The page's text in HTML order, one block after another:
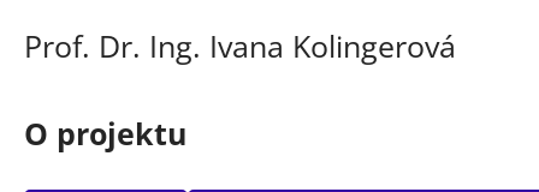
Prof. Dr. Ing. Ivana Kolingerová
O projektu